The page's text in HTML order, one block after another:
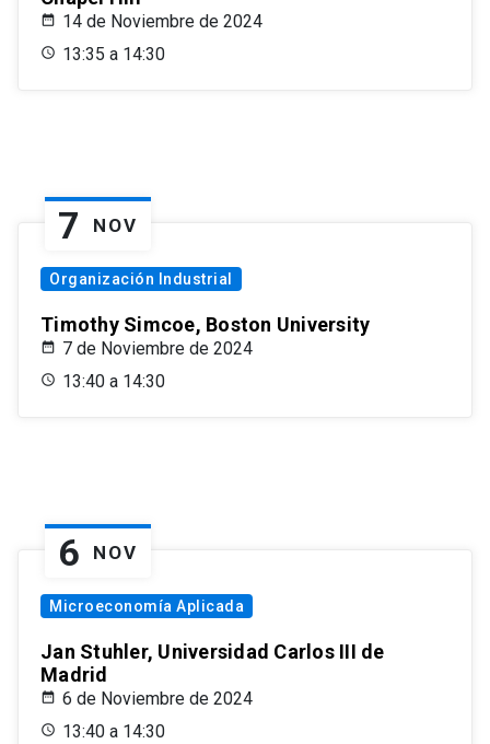
14 de Noviembre de 2024
13:35 a 14:30
7 NOV
Organización Industrial
Timothy Simcoe, Boston University
7 de Noviembre de 2024
13:40 a 14:30
6 NOV
Microeconomía Aplicada
Jan Stuhler, Universidad Carlos III de
Madrid
6 de Noviembre de 2024
13:40 a 14:30